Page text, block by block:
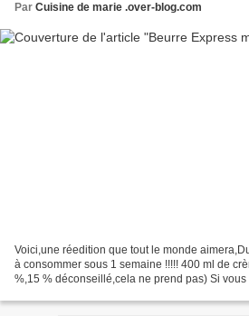
Par Cuisine de marie .over-blog.com
Voici,une réedition que tout le monde
à consommer sous 1 semaine !!!!! 400 ml de
%,15 % déconseillé,cela ne prend pas) Si vous